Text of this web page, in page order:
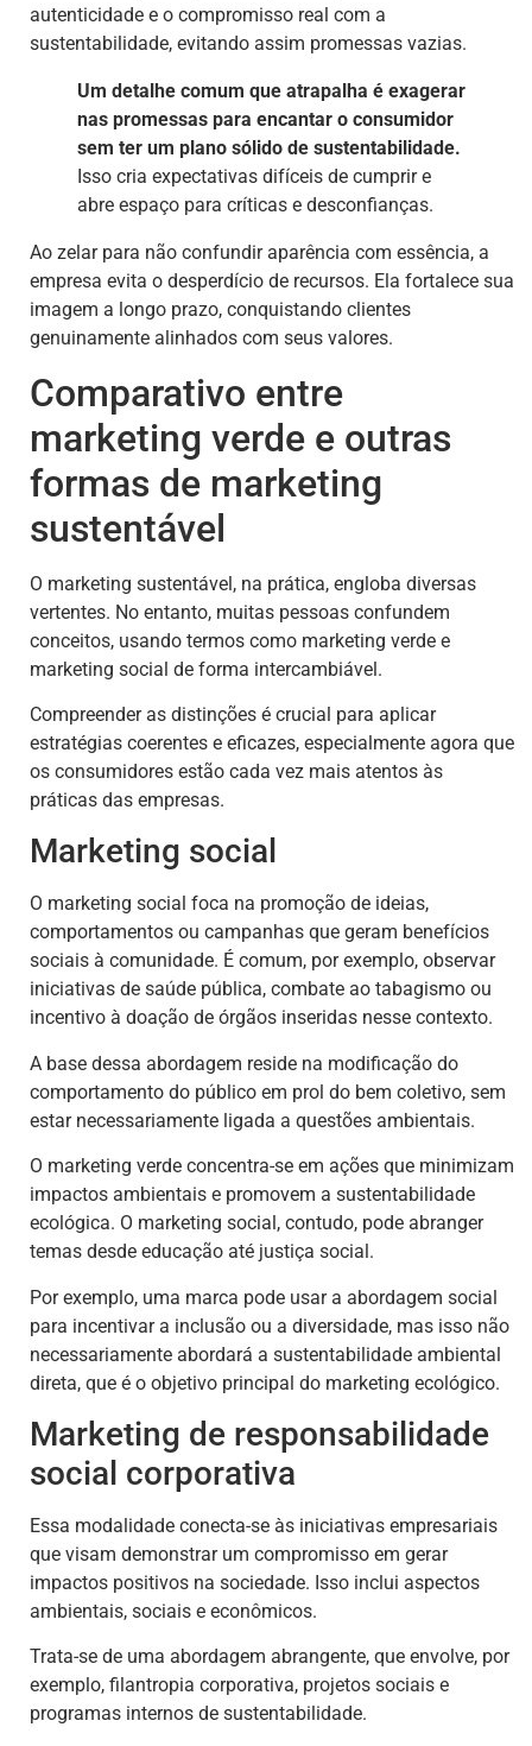
autenticidade e o compromisso real com a
sustentabilidade, evitando assim promessas vazias.
Um detalhe comum que atrapalha é exagerar
nas promessas para encantar o consumidor
sem ter um plano sólido de sustentabilidade.
Isso cria expectativas difíceis de cumprir e
abre espaço para críticas e desconfianças.
Ao zelar para não confundir aparência com essência, a
empresa evita o desperdício de recursos. Ela fortalece sua
imagem a longo prazo, conquistando clientes
genuinamente alinhados com seus valores.
Comparativo entre
marketing verde e outras
formas de marketing
sustentável
O marketing sustentável, na prática, engloba diversas
vertentes. No entanto, muitas pessoas confundem
conceitos, usando termos como marketing verde e
marketing social de forma intercambiável.
Compreender as distinções é crucial para aplicar
estratégias coerentes e eficazes, especialmente agora que
os consumidores estão cada vez mais atentos às
práticas das empresas.
Marketing social
O marketing social foca na promoção de ideias,
comportamentos ou campanhas que geram benefícios
sociais à comunidade. É comum, por exemplo, observar
iniciativas de saúde pública, combate ao tabagismo ou
incentivo à doação de órgãos inseridas nesse contexto.
A base dessa abordagem reside na modificação do
comportamento do público em prol do bem coletivo, sem
estar necessariamente ligada a questões ambientais.
O marketing verde concentra-se em ações que minimizam
impactos ambientais e promovem a sustentabilidade
ecológica. O marketing social, contudo, pode abranger
temas desde educação até justiça social.
Por exemplo, uma marca pode usar a abordagem social
para incentivar a inclusão ou a diversidade, mas isso não
necessariamente abordará a sustentabilidade ambiental
direta, que é o objetivo principal do marketing ecológico.
Marketing de responsabilidade
social corporativa
Essa modalidade conecta-se às iniciativas empresariais
que visam demonstrar um compromisso em gerar
impactos positivos na sociedade. Isso inclui aspectos
ambientais, sociais e econômicos.
Trata-se de uma abordagem abrangente, que envolve, por
exemplo, filantropia corporativa, projetos sociais e
programas internos de sustentabilidade.